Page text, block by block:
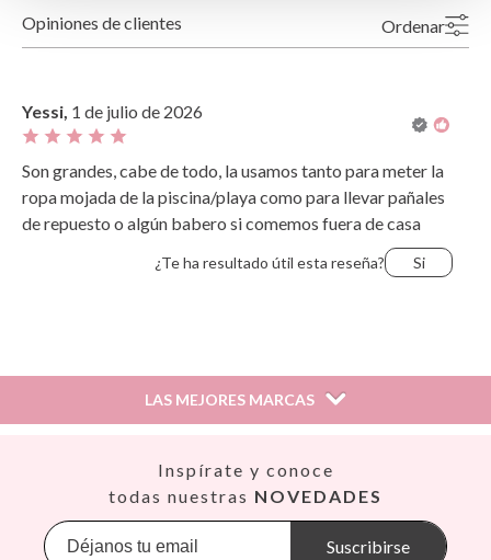
Opiniones de clientes
Ordenar
Lo más útil
Yessi, 1 de julio de 2026
Son grandes, cabe de todo, la usamos tanto para meter la
ropa mojada de la piscina/playa como para llevar pañales
de repuesto o algún babero si comemos fuera de casa
¿Te ha resultado útil esta reseña? Si
LAS MEJORES MARCAS
Banwood
Inspírate y conoce
todas nuestras NOVEDADES
Suscribirse